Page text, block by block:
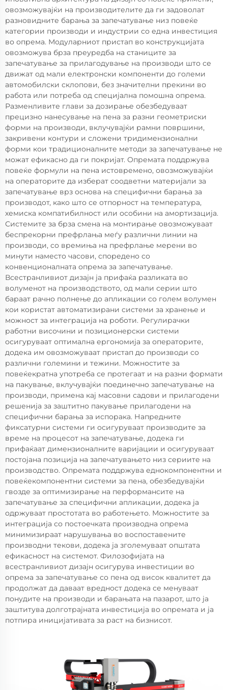
овозможувајќи на производителите да ги задоволат
разновидните барања за запечатување низ повеќе
категории производи и индустрии со една инвестиция
во опрема. Модуларниот пристап во конструкцијата
овозможува брза преуредба на станиците за
запечатување за прилагодување на производи што се
движат од мали електронски компоненти до големи
автомобилски склопови, без значителни прекини во
работа или потреба од специјална помошна опрема.
Разменливите глави за дозирање обезбедуваат
прецизно нанесување на пена за разни геометриски
форми на производи, вклучувајќи рамни површини,
закривени контури и сложени тридимензионални
форми кои традиционалните методи за запечатување не
можат ефикасно да ги покријат. Опремата поддржува
повеќе формули на пена истовремено, овозможувајќи
на операторите да изберат соодветни материјали за
запечатување врз основа на специфични барања за
производот, како што се отпорност на температура,
хемиска компатибилност или особини на амортизација.
Системите за брза смена на монтирање овозможуваат
беспрекорни префрлања меѓу различни линии на
производи, со времиња на префрлање мерени во
минути наместо часови, споредено со
конвенционалната опрема за запечатување.
Всестранливиот дизајн ја прифаќа разликата во
волуменот на производството, од мали серии што
бараат рачно полнење до апликации со голем волумен
кои користат автоматизирани системи за хранење и
можност за интеграција на роботи. Регулирачки
работни височини и позиционерски системи
осигуруваат оптимална ергономија за операторите,
додека им овозможуваат пристап до производи со
различни големини и тежини. Можностите за
повеќекратна употреба се протегаат и на разни формати
на пакување, вклучувајќи поединечно запечатување на
производи, примена кај масовни садови и прилагодени
решенија за заштитно пакување прилагодени на
специфични барања за испорака. Напредните
фиксатурни системи ги осигуруваат производите за
време на процесот на запечатување, додека ги
прифаќаат димензионалните варијации и осигуруваат
постојана позиција на запечатувањето низ сериите на
производство. Опремата поддржува еднокомпонентни и
повеќекомпонентни системи за пена, обезбедувајќи
гвозде за оптимизирање на перформансите на
запечатување за специфични апликации, додека ја
одржуваат простотата во работењето. Можностите за
интеграција со постоечката производна опрема
минимизираат нарушувања во воспоставените
производни текови, додека ја зголемуваат општата
ефикасност на системот. Филозофијата на
всестранливиот дизајн осигурува инвестиции во
опрема за запечатување со пена од висок квалитет да
продолжат да даваат вредност додека се менуваат
понудите на производи и барањата на пазарот, што ја
заштитува долготрајната инвестиција во опремата и ја
потпира иницијативата за раст на бизнисот.